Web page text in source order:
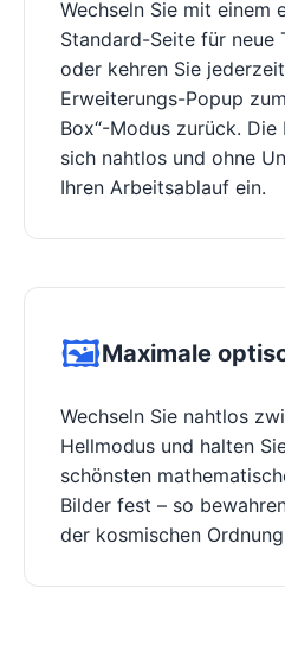
Wechseln Sie mit einem
Standard-Seite für neue
oder kehren Sie
Erweiterungs-Popup
Box“-Modus zurück.
sich nahtlos und ohne
Ihren Arbeitsablauf ein.
🖼️Maximale
Wechseln Sie nahtlos
Hellmodus und halten
schönsten
Bilder fest – so
der kosmischen